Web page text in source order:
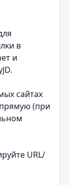
в
и
сайтах
(при
URL/